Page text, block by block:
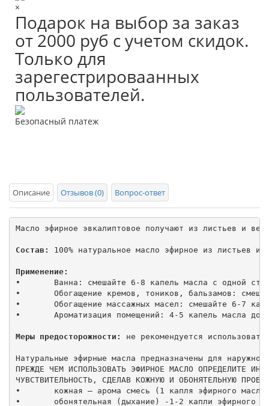
×
Подарок на выбор за заказ
от 2000 руб с учетом скидок.
Только для
зарегестрироваанных
пользователей.
Безопасный платеж
Описание Отзывов (0) Вопрос-ответ
Масло эфирное эвкалиптовое получают из листьев и
Состав: 100% натуральное масло эфирное из
Применение:
•	Ванна: смешайте 6-8 капель масла с одной столовой ложкой эмульгатора (мед, молоко, соль морская или поваренная) и растворите в 100-120 литрах воды с температурой 37-38 °С.
•	Обогащение кремов, тоников, бальзамов: смешайте 2-3 капли масла с 10 мл основы.
•	Обогащение массажных масел: смешайте 6-7 капель масла с 10 мл основы.
•	Ароматизация помещений: 4-5 капель масла добавьте в аромалампу и зажгите свечу.
Меры предосторожности: не рекомендуется
Натуральные эфирные масла предназначены для
ПРЕЖДЕ ЧЕМ ИСПОЛЬЗОВАТЬ ЭФИРНОЕ МАСЛО ОПРЕДЕЛИТЕ
ЧУВСТВИТЕЛЬНОСТЬ, СДЕЛАВ КОЖНУЮ И ОБОНЯТЕЛЬНУЮ
•	кожная – арома смесь (1 капля эфирного масла на 1/3 -1/4 чайной ложки растительного масла) ватным тампоном нанести на небольшой участок внутренней поверхности предплечья, на запястье или локтевой изгиб, за ухом или в области грудины. Если в течение 12 часов не появятся признаки раздражения (покраснения, зуд), то это эфирное масло можно использовать для ванн, массажа, компрессов.
•	обонятельная (дыхание) -1-2 капли эфирного масла нанести на ватный тампон или фильтровальную бумагу, поднести к носу и произвести 7-10 вдохов. Если при вдыхании запаха эфирного масла Вы в течение 4-5 минут не испытываете дискомфорта, не возникает бронхоспазм, кашля, головокружения, то данное средство можно использовать для ароматизации помещений и ингаляций.